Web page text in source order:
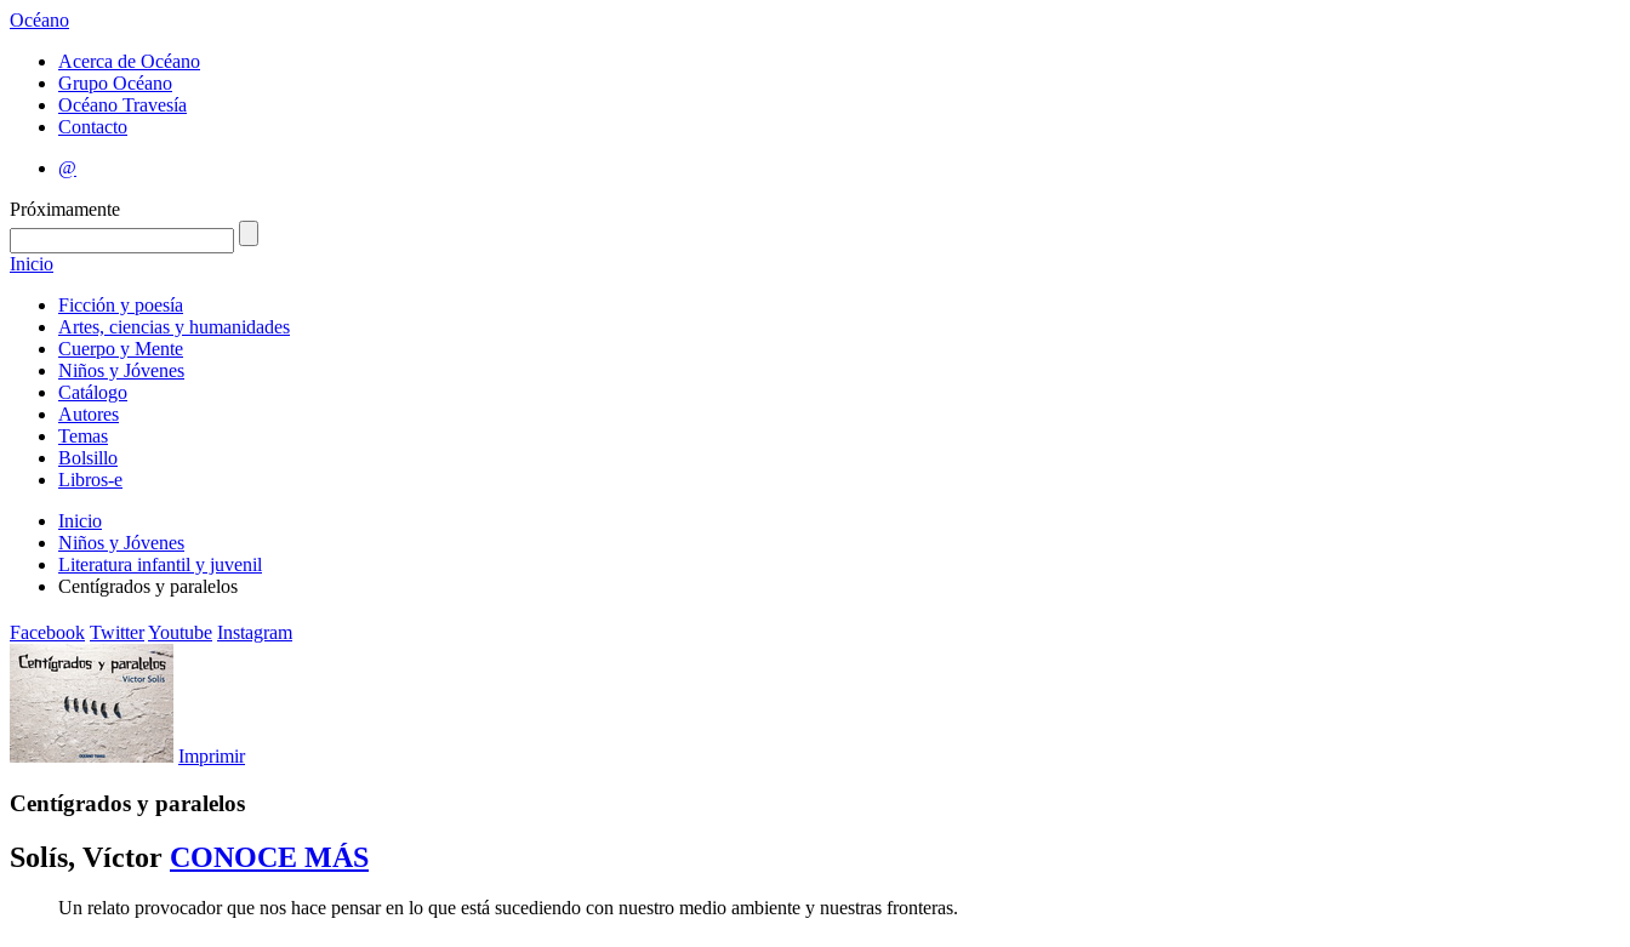
Océano
Acerca de Océano
Grupo Océano
Océano Travesía
Contacto
@
Próximamente
Inicio
Ficción y poesía
Artes, ciencias y humanidades
Cuerpo y Mente
Niños y Jóvenes
Catálogo
Autores
Temas
Bolsillo
Libros-e
Inicio
Niños y Jóvenes
Literatura infantil y juvenil
Centígrados y paralelos
Facebook TwitterYoutube Instagram
Imprimir
Centígrados y paralelos
Solís, Víctor CONOCE MÁS
Un relato provocador que nos hace pensar en lo que está sucediendo con nuestro medio ambiente y nuestras fronteras.